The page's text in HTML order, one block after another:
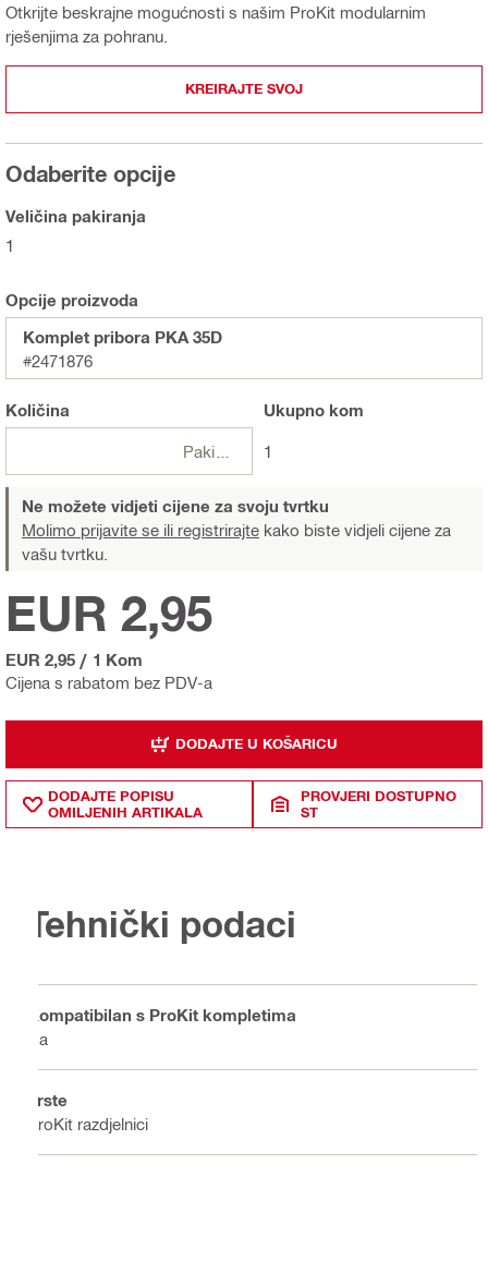
Otkrijte beskrajne mogućnosti s našim ProKit modularnim
rješenjima za pohranu.
KREIRAJTE SVOJ
Odaberite opcije
Veličina pakiranja
1
Opcije proizvoda
Komplet pribora PKA 35D
#2471876
Količina Ukupnokom
1
Ne možete vidjeti cijene za svoju tvrtku
Molimo prijavite se ili registrirajte kako biste vidjeli cijene za
vašu tvrtku.
Cijena s rabatom bez PDV-a
EUR 2,95
EUR 2,95 / 1 Kom
DODAJTE U KOŠARICU
DODAJTE POPISU
OMILJENIH ARTIKALA
PROVJERI DOSTUPNO
ST
Tehnički podaci
Kompatibilan s ProKit kompletima
Da
Vrste
ProKit razdjelnici